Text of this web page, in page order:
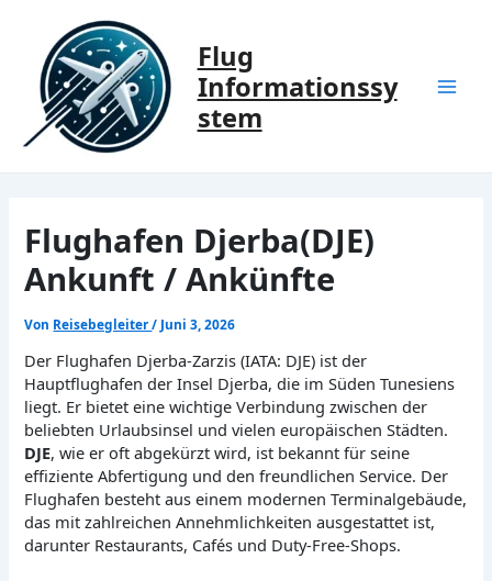
springen
Flug
Informationssy
stem
Flughafen Djerba(DJE)
Ankunft / Ankünfte
Von Reisebegleiter/ Juni 3, 2026
Der Flughafen Djerba-Zarzis (IATA: DJE) ist der
Hauptflughafen der Insel Djerba, die im Süden Tunesiens
liegt. Er bietet eine wichtige Verbindung zwischen der
beliebten Urlaubsinsel und vielen europäischen Städten.
DJE, wie er oft abgekürzt wird, ist bekannt für seine
effiziente Abfertigung und den freundlichen Service. Der
Flughafen besteht aus einem modernen Terminalgebäude,
das mit zahlreichen Annehmlichkeiten ausgestattet ist,
darunter Restaurants, Cafés und Duty-Free-Shops.